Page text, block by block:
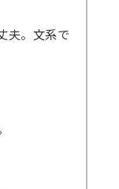
夫。文系で